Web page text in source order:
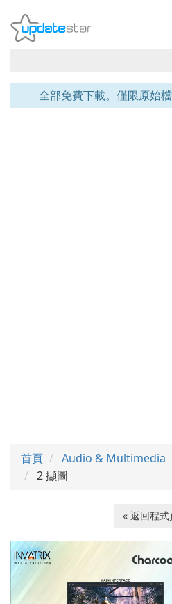
全部免費下載。僅限原始
首頁 Audio & Multimedia
2 擷圖
« 返回程式